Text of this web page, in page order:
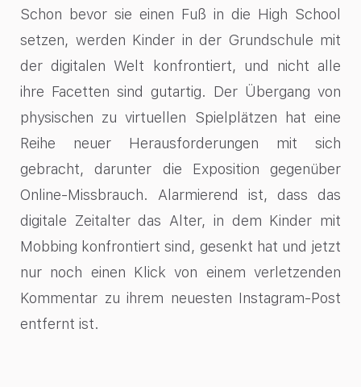
Schon bevor sie einen Fuß in die High School
setzen, werden Kinder in der Grundschule mit
der digitalen Welt konfrontiert, und nicht alle
ihre Facetten sind gutartig. Der Übergang von
physischen zu virtuellen Spielplätzen hat eine
Reihe neuer Herausforderungen mit sich
gebracht, darunter die Exposition gegenüber
Online-Missbrauch. Alarmierend ist, dass das
digitale Zeitalter das Alter, in dem Kinder mit
Mobbing konfrontiert sind, gesenkt hat und jetzt
nur noch einen Klick von einem verletzenden
Kommentar zu ihrem neuesten Instagram-Post
entfernt ist.